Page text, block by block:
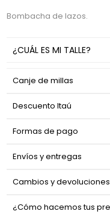
Bombacha de lazos.
¿CUÁL ES MI TALLE?
Canje de millas
Descuento Itaú
Formas de pago
Envíos y entregas
Cambios y devoluciones
¿Cómo hacemos tus